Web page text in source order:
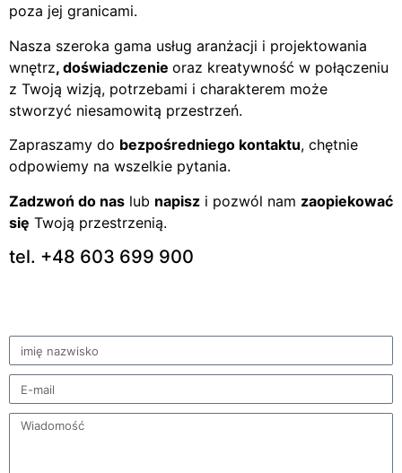
poza jej granicami.
Nasza szeroka gama usług aranżacji i projektowania
wnętrz, doświadczenie oraz kreatywność w połączeniu
z Twoją wizją, potrzebami i charakterem może
stworzyć niesamowitą przestrzeń.
Zapraszamy do bezpośredniego kontaktu, chętnie
odpowiemy na wszelkie pytania.
Zadzwoń do nas lub napisz i pozwól nam zaopiekować
się Twoją przestrzenią.
tel. +48 603 699 900